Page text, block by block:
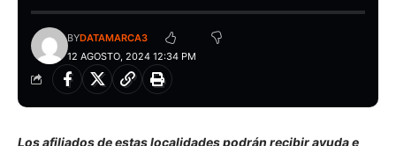
12 AGOSTO, 2024 12:34 PM
BYDATAMARCA3
Los afiliados de estas localidades podrán recibir ayuda e